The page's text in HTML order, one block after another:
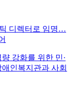
디렉터로 임명…
강화를 위한 민·
인복지관과 사회